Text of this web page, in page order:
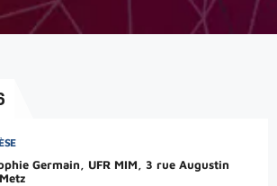
Germain, UFR MIM, 3 rue Augustin